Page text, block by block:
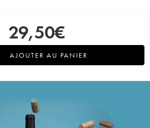
29,50€
AJOUTER AU PANIER